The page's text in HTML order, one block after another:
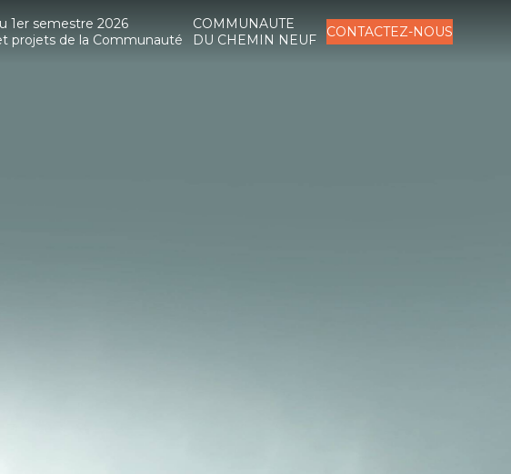
1er semestre 2026
projets de la Communauté
COMMUNAUTE
DU CHEMIN NEUF
CONTACTEZ-NOUS